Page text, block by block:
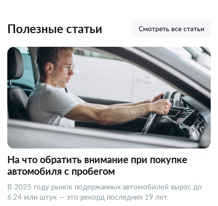
Полезные статьи Смотреть все статьи
На что обратить внимание при покупке
автомобиля с пробегом
В 2025 году рынок подержанных автомобилей вырос до
6,24 млн штук — это рекорд последних 19 лет.